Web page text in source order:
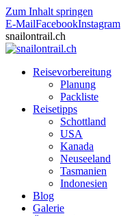
Zum Inhalt springen
E-MailFacebookInstagram
snailontrail.ch
Reisevorbereitung
Planung
Packliste
Reisetipps
Schottland
USA
Kanada
Neuseeland
Tasmanien
Indonesien
Blog
Galerie